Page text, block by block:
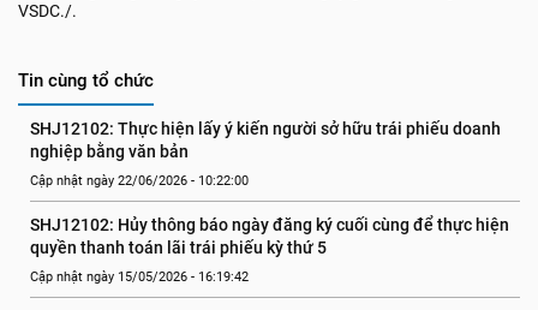
VSDC./.
Tin cùng tổ chức
SHJ12102: Thực hiện lấy ý kiến người sở hữu trái phiếu doanh
nghiệp bằng văn bản
Cập nhật ngày 22/06/2026 - 10:22:00
SHJ12102: Hủy thông báo ngày đăng ký cuối cùng để thực hiện
quyền thanh toán lãi trái phiếu kỳ thứ 5
Cập nhật ngày 15/05/2026 - 16:19:42